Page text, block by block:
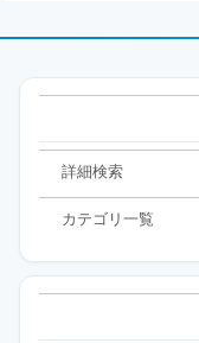
詳細検索
カテゴリ一覧